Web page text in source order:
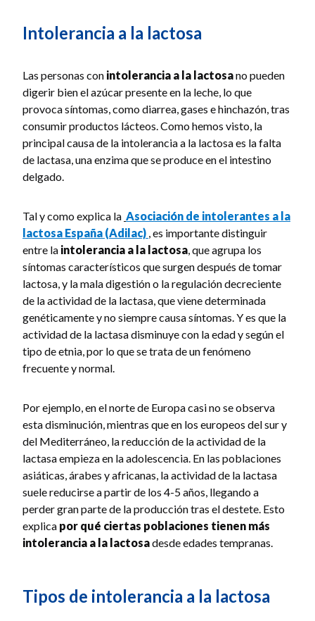
Intolerancia a la lactosa
Las personas con intolerancia a la lactosano pueden
digerir bien el azúcar presente en la leche, lo que
provoca síntomas, como diarrea, gases e hinchazón, tras
consumir productos lácteos. Como hemos visto, la
principal causa de la intolerancia a la lactosa es la falta
de lactasa, una enzima que se produce en el intestino
delgado.
Tal y como explica la Asociación de intolerantes a la
lactosa España (Adilac) , es importante distinguir
entre la intolerancia a la lactosa, que agrupa los
síntomas característicos que surgen después de tomar
lactosa, y la mala digestión o la regulación decreciente
de la actividad de la lactasa, que viene determinada
genéticamente y no siempre causa síntomas. Y es que la
actividad de la lactasa disminuye con la edad y según el
tipo de etnia, por lo que se trata de un fenómeno
frecuente y normal.
Por ejemplo, en el norte de Europa casi no se observa
esta disminución, mientras que en los europeos del sur y
del Mediterráneo, la reducción de la actividad de la
lactasa empieza en la adolescencia. En las poblaciones
asiáticas, árabes y africanas, la actividad de la lactasa
suele reducirse a partir de los 4-5 años, llegando a
perder gran parte de la producción tras el destete. Esto
explica por qué ciertas poblaciones tienen más
intolerancia a la lactosadesde edades tempranas.
Tipos de intolerancia a la lactosa